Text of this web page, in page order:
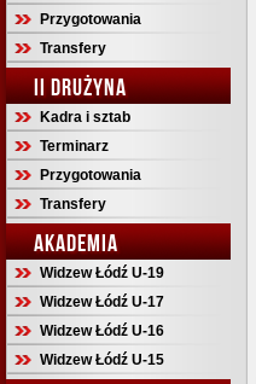
Przygotowania
Transfery
II DRUŻYNA
Kadra i sztab
Terminarz
Przygotowania
Transfery
AKADEMIA
Widzew Łódź U-19
Widzew Łódź U-17
Widzew Łódź U-16
Widzew Łódź U-15